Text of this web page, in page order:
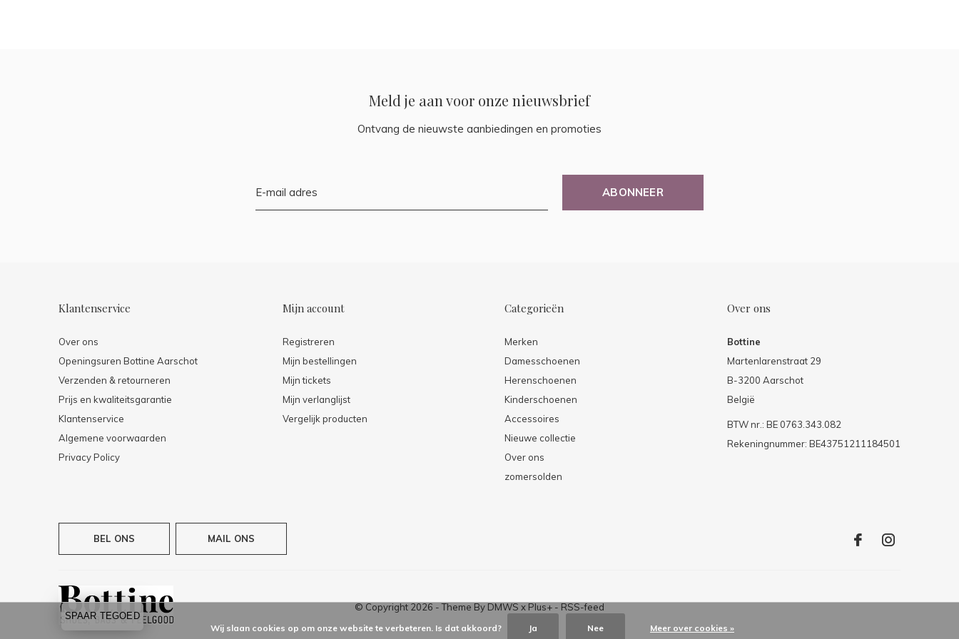
Meld je aan voor onze nieuwsbrief
Ontvang de nieuwste aanbiedingen en promoties
ABONNEER
Klantenservice
Over ons
Openingsuren Bottine Aarschot
Verzenden & retourneren
Prijs en kwaliteitsgarantie
Klantenservice
Algemene voorwaarden
Privacy Policy
Mijn account
Registreren
Mijn bestellingen
Mijn tickets
Mijn verlanglijst
Vergelijk producten
Categorieën
Merken
Damesschoenen
Herenschoenen
Kinderschoenen
Accessoires
Nieuwe collectie
Over ons
zomersolden
Over ons
Bottine
Martenlarenstraat 29
B-3200 Aarschot
België
BTW nr.: BE 0763.343.082
Rekeningnummer: BE43751211184501
BEL ONS MAIL ONS
© Copyright 2026 - Theme By DMWS x Plus+ - RSS-feed
Wij slaan cookies op om onze website te verbeteren. Is dat akkoord? Ja Nee Meer over cookies »
SPAAR TEGOED